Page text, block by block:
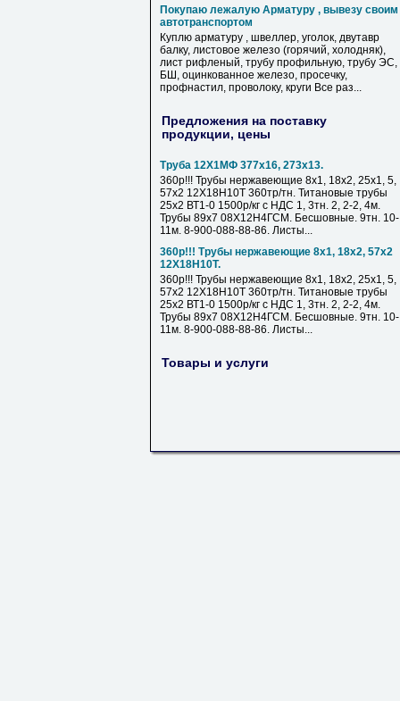
Покупаю лежалую Арматуру , вывезу своим
автотранспортом
Куплю арматуру , швеллер, уголок, двутавр
балку, листовое железо (горячий, холодняк),
лист рифленый, трубу профильную, трубу ЭС,
БШ, оцинкованное железо, просечку,
профнастил, проволоку, круги Все раз...
Предложения на поставку
продукции, цены
Труба 12Х1МФ 377х16, 273х13.
360р!!! Трубы нержавеющие 8х1, 18х2, 25х1, 5,
57х2 12Х18Н10Т 360тр/тн. Титановые трубы
25х2 ВТ1-0 1500р/кг с НДС 1, 3тн. 2, 2-2, 4м.
Трубы 89х7 08Х12Н4ГСМ. Бесшовные. 9тн. 10-
11м. 8-900-088-88-86. Листы...
360р!!! Трубы нержавеющие 8х1, 18х2, 57х2
12Х18Н10Т.
360р!!! Трубы нержавеющие 8х1, 18х2, 25х1, 5,
57х2 12Х18Н10Т 360тр/тн. Титановые трубы
25х2 ВТ1-0 1500р/кг с НДС 1, 3тн. 2, 2-2, 4м.
Трубы 89х7 08Х12Н4ГСМ. Бесшовные. 9тн. 10-
11м. 8-900-088-88-86. Листы...
Товары и услуги